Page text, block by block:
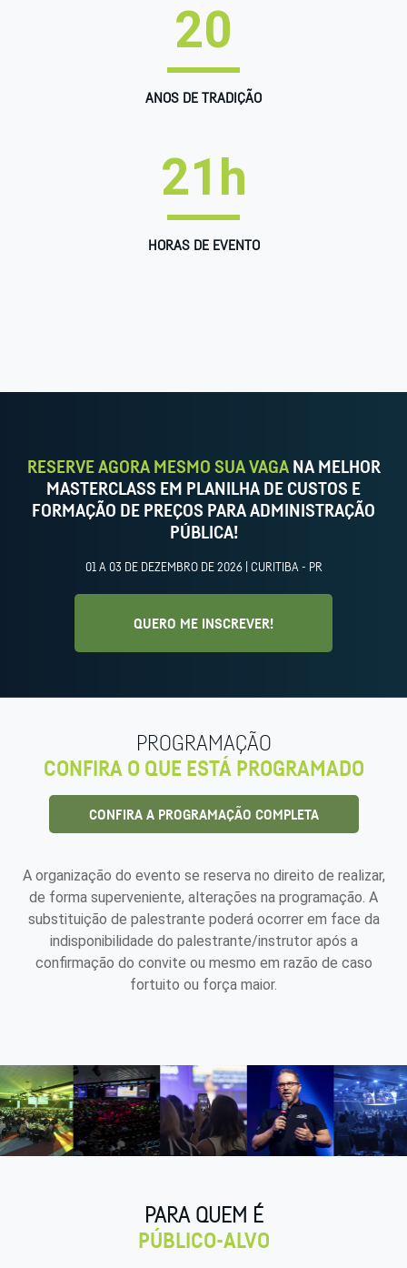
20
ANOS DE TRADIÇÃO
21 h
HORAS DE EVENTO
RESERVE AGORA MESMO SUA VAGA NA MELHOR
MASTERCLASS EM PLANILHA DE CUSTOS E
FORMAÇÃO DE PREÇOS PARA ADMINISTRAÇÃO
PÚBLICA!
01 A 03 DE DEZEMBRO DE 2026 | CURITIBA - PR
QUERO ME INSCREVER!
PROGRAMAÇÃO
CONFIRA O QUE ESTÁ PROGRAMADO
CONFIRA A PROGRAMAÇÃO COMPLETA
A organização do evento se reserva no direito de realizar,
de forma superveniente, alterações na programação. A
substituição de palestrante poderá ocorrer em face da
indisponibilidade do palestrante/instrutor após a
confirmação do convite ou mesmo em razão de caso
fortuito ou força maior.
PARA QUEM É
PÚBLICO-ALVO